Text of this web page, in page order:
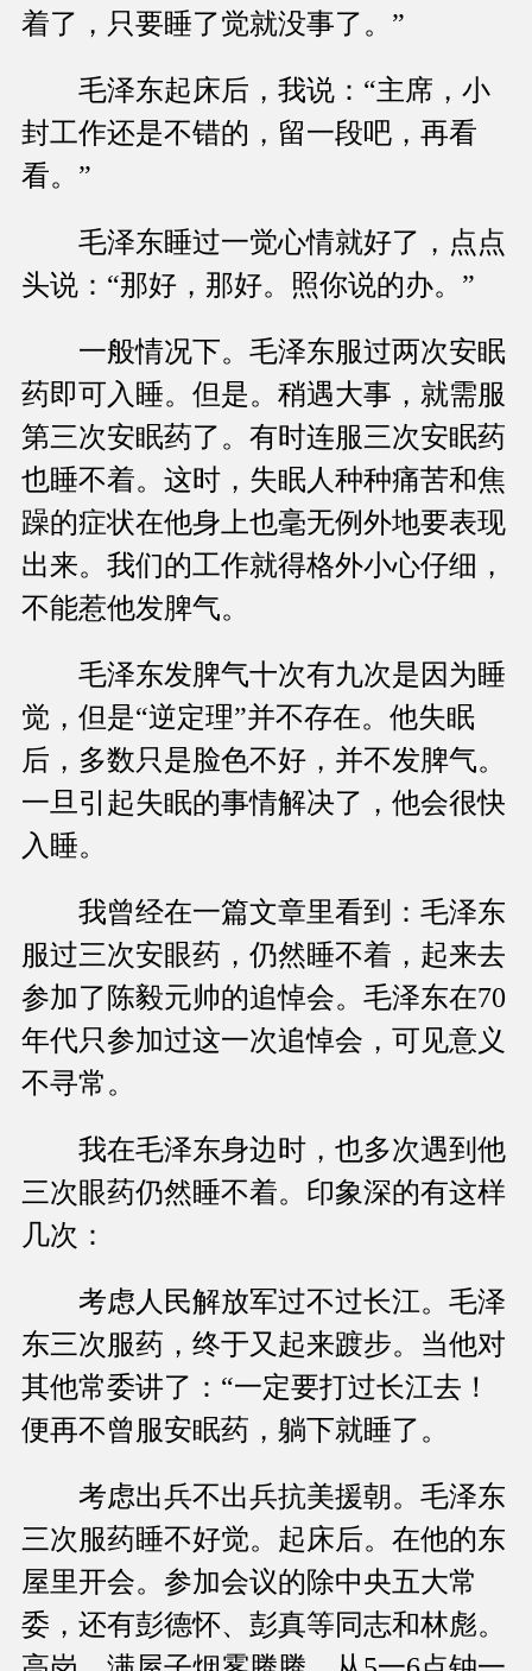
着了，只要睡了觉就没事了。”
毛泽东起床后，我说：“主席，小
封工作还是不错的，留一段吧，再看
看。”
毛泽东睡过一觉心情就好了，点点
头说：“那好，那好。照你说的办。”
一般情况下。毛泽东服过两次安眠
药即可入睡。但是。稍遇大事，就需服
第三次安眠药了。有时连服三次安眠药
也睡不着。这时，失眠人种种痛苦和焦
躁的症状在他身上也毫无例外地要表现
出来。我们的工作就得格外小心仔细，
不能惹他发脾气。
毛泽东发脾气十次有九次是因为睡
觉，但是“逆定理”并不存在。他失眠
后，多数只是脸色不好，并不发脾气。
一旦引起失眠的事情解决了，他会很快
入睡。
我曾经在一篇文章里看到：毛泽东
服过三次安眼药，仍然睡不着，起来去
参加了陈毅元帅的追悼会。毛泽东在70
年代只参加过这一次追悼会，可见意义
不寻常。
我在毛泽东身边时，也多次遇到他
三次眼药仍然睡不着。印象深的有这样
几次：
考虑人民解放军过不过长江。毛泽
东三次服药，终于又起来踱步。当他对
其他常委讲了：“一定要打过长江去！
便再不曾服安眠药，躺下就睡了。
考虑出兵不出兵抗美援朝。毛泽东
三次服药睡不好觉。起床后。在他的东
屋里开会。参加会议的除中央五大常
委，还有彭德怀、彭真等同志和林彪。